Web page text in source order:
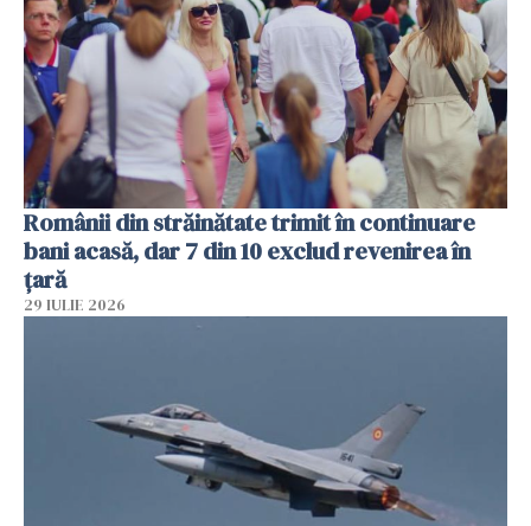
Românii din străinătate trimit în continuare
bani acasă, dar 7 din 10 exclud revenirea în
țară
29 IULIE 2026